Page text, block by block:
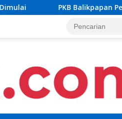
Percepat Regenerasi,